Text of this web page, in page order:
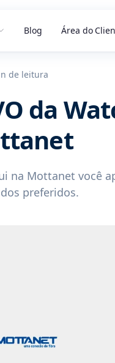
Blog Área do
de leitura
da
na Mottanet você
preferidos.